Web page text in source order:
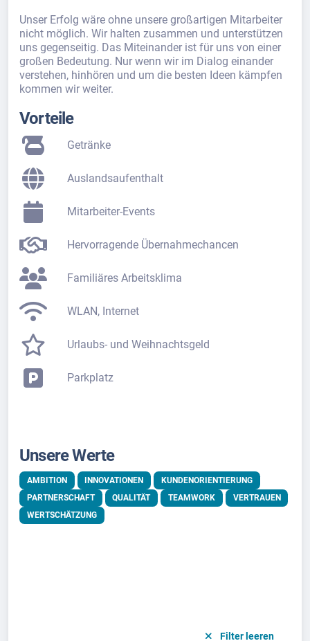
Unser Erfolg wäre ohne unsere großartigen Mitarbeiter
nicht möglich. Wir halten zusammen und unterstützen
uns gegenseitig. Das Miteinander ist für uns von einer
großen Bedeutung. Nur wenn wir im Dialog einander
verstehen, hinhören und um die besten Ideen kämpfen
kommen wir weiter.
Vorteile
Getränke
Auslandsaufenthalt
Mitarbeiter-Events
Hervorragende Übernahmechancen
Familiäres Arbeitsklima
WLAN, Internet
Urlaubs- und Weihnachtsgeld
Parkplatz
Unsere Werte
AMBITION INNOVATIONEN
KUNDENORIENTIERUNG
PARTNERSCHAFT
QUALITÄT TEAMWORK
VERTRAUEN
WERTSCHÄTZUNG
Filter leeren